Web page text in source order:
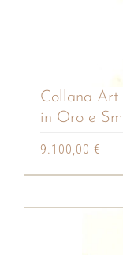
Collana Art
in Oro e
9.100,00 €